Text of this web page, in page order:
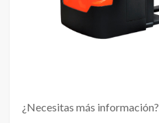
¿Necesitas más información?